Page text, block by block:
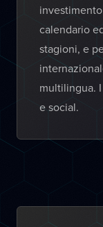
calendario
stagioni, e
multilingua.
e social.